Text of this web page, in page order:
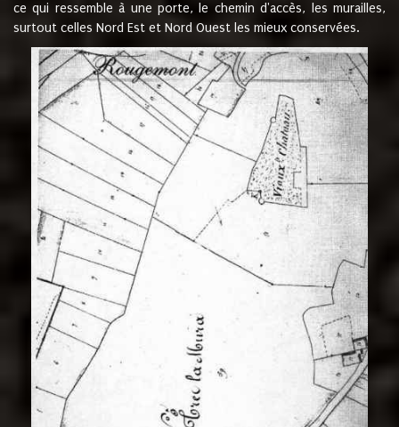
ce qui ressemble à une porte, le chemin d'accès, les murailles,
surtout celles Nord Est et Nord Ouest les mieux conservées.